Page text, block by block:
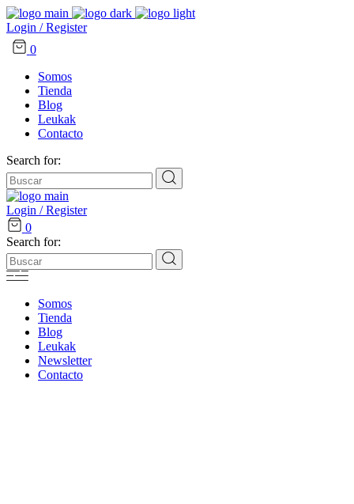
Login / Register
0
Somos
Tienda
Blog
Leukak
Contacto
Search for:
Login / Register
0
Search for:
Somos
Tienda
Blog
Leukak
Newsletter
Contacto